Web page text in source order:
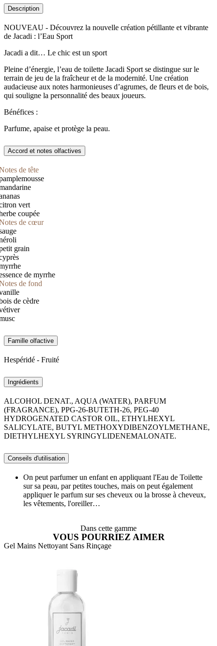
Description
NOUVEAU - Découvrez la nouvelle création pétillante et vibrante
de Jacadi : l’Eau Sport
Jacadi a dit… Le chic est un sport
Pleine d’énergie, l’eau de toilette Jacadi Sport se distingue sur le
terrain de jeu de la fraîcheur et de la modernité. Une création
audacieuse aux notes harmonieuses d’agrumes, de fleurs et de bois,
qui souligne la personnalité des beaux joueurs.
Bénéfices :
Parfume, apaise et protège la peau.
Accord et notes olfactives
de tête
vert
coupée
de cœur
grain
de myrrhe
de fond
de cèdre
Famille olfactive
Hespéridé - Fruité
Ingrédients
ALCOHOL DENAT., AQUA (WATER), PARFUM
(FRAGRANCE), PPG-26-BUTETH-26, PEG-40
HYDROGENATED CASTOR OIL, ETHYLHEXYL
SALICYLATE, BUTYL METHOXYDIBENZOYLMETHANE,
DIETHYLHEXYL SYRINGYLIDENEMALONATE.
Conseils d'utilisation
On peut parfumer un enfant en appliquant l'Eau de Toilette
sur sa peau, par petites touches, mais on peut également
appliquer le parfum sur ses cheveux ou la brosse à cheveux,
les vêtements, l'oreiller…
Dans cette gamme
VOUS POURRIEZ AIMER
Gel Mains Nettoyant Sans Rinçage